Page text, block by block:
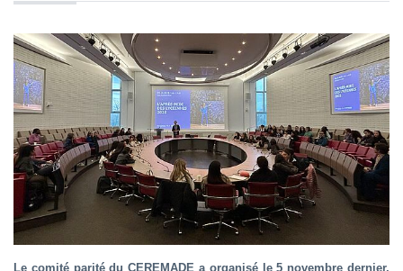
Le comité parité du CEREMADE a organisé le 5 novembre dernier,